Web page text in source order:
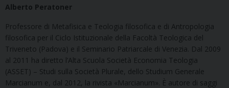
Alberto Peratoner
Professore di Metafisica e Teologia filosofica e di Antropologia
filosofica per il Ciclo Istituzionale della Facoltà Teologica del
Triveneto (Padova) e il Seminario Patriarcale di Venezia. Dal 2009
al 2011 ha diretto l’Alta Scuola Società Economia Teologia
(ASSET) – Studi sulla Società Plurale, dello Studium Generale
Marcianum e, dal 2012, la rivista «Marcianum». È autore di saggi